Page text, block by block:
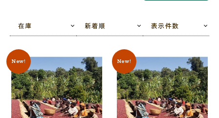
在庫 新着順 表示件数
New! New!